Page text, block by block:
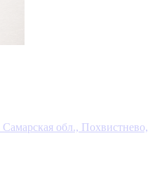
Самарская обл., Похвистнево,